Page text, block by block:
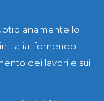
lo
Italia, fornendo
dei lavori e sui